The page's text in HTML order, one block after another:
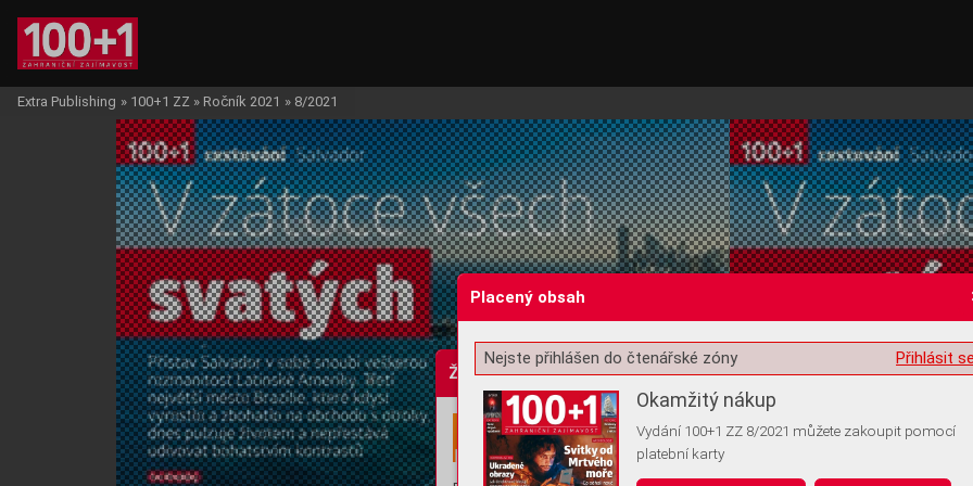
Žádost o souhlas s ukládáním volitelných informací
Extra Publishing » 100+1 ZZ » Ročník 2021 » 8/2021
Placený obsah
Přihlásit
Nejste přihlášen do čtenářské zóny
Okamžitý nákup
Vydání 100+1 ZZ 8/2021 můžete zakoupit pomocí
platební karty